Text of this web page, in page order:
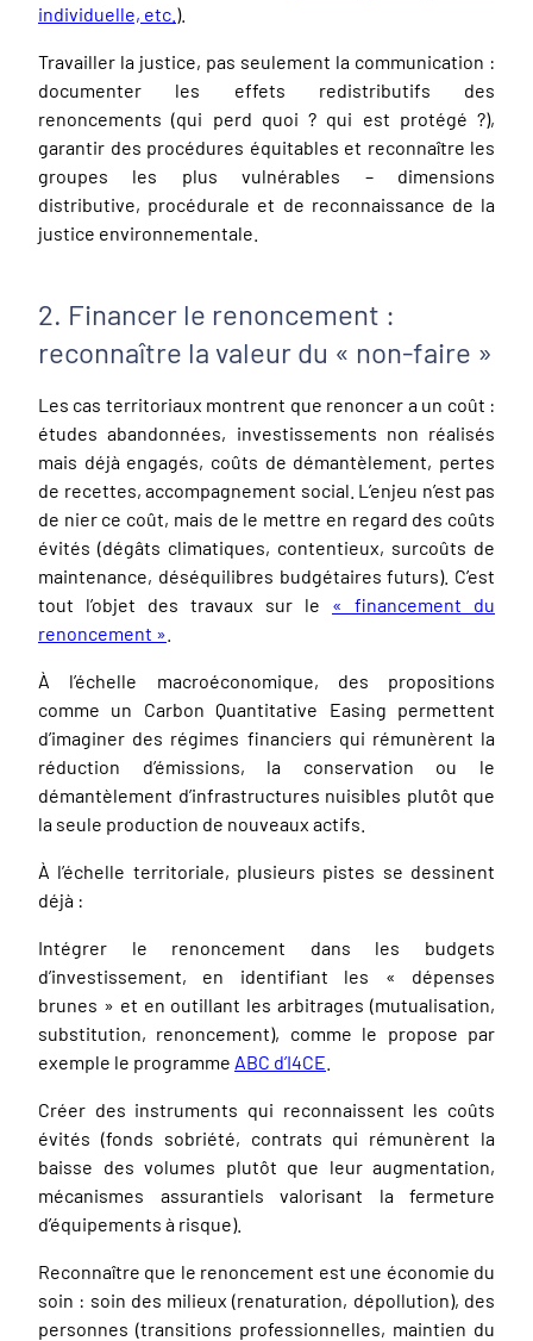
individuelle, etc. ).
Travailler la justice, pas seulement la communication :
documenter les effets redistributifs des
renoncements (qui perd quoi ? qui est protégé ?),
garantir des procédures équitables et reconnaître les
groupes les plus vulnérables – dimensions
distributive, procédurale et de reconnaissance de la
justice environnementale.
2. Financer le renoncement :
reconnaître la valeur du « non-faire »
Les cas territoriaux montrent que renoncer a un coût :
études abandonnées, investissements non réalisés
mais déjà engagés, coûts de démantèlement, pertes
de recettes, accompagnement social. L’enjeu n’est pas
de nier ce coût, mais de le mettre en regard des coûts
évités (dégâts climatiques, contentieux, surcoûts de
maintenance, déséquilibres budgétaires futurs). C’est
tout l’objet des travaux sur le « financement du
renoncement »
À l’échelle macroéconomique, des propositions
comme un Carbon Quantitative Easing permettent
d’imaginer des régimes financiers qui rémunèrent la
réduction d’émissions, la conservation ou le
démantèlement d’infrastructures nuisibles plutôt que
la seule production de nouveaux actifs.
À l’échelle territoriale, plusieurs pistes se dessinent
déjà :
Intégrer le renoncement dans les budgets
d’investissement, en identifiant les « dépenses
brunes » et en outillant les arbitrages (mutualisation,
substitution, renoncement), comme le propose par
exemple le programme ABC d’I4CE
Créer des instruments qui reconnaissent les coûts
évités (fonds sobriété, contrats qui rémunèrent la
baisse des volumes plutôt que leur augmentation,
mécanismes assurantiels valorisant la fermeture
d’équipements à risque).
Reconnaître que le renoncement est une économie du
soin : soin des milieux (renaturation, dépollution), des
personnes (transitions professionnelles, maintien du